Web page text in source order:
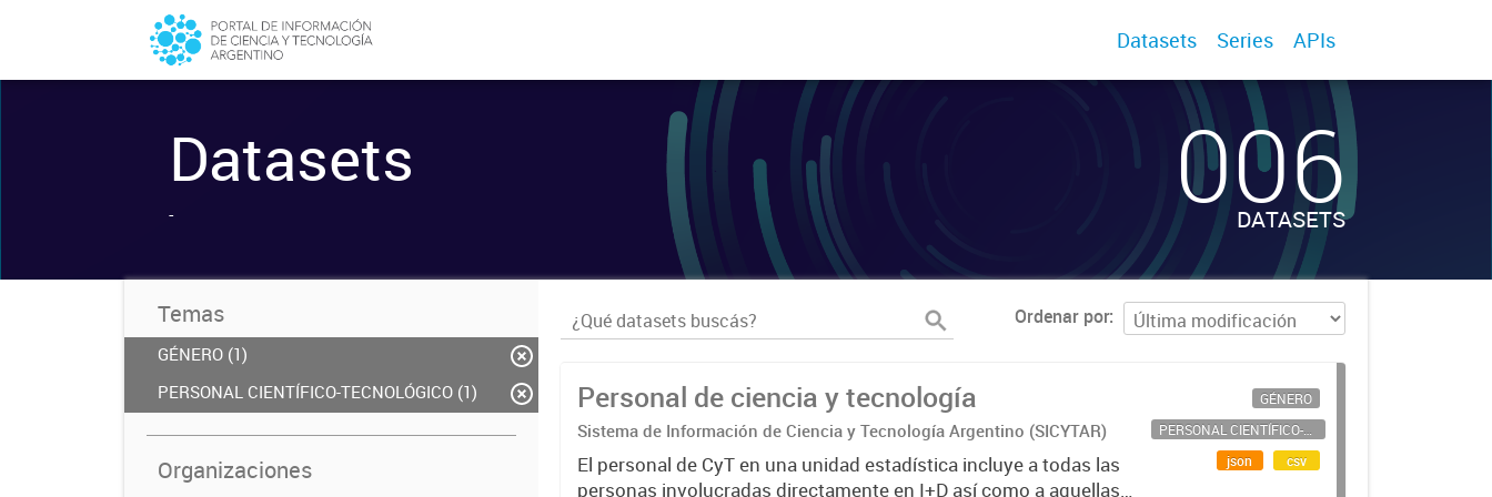
Datasets Series APIs
Datasets
- 006
DATASETS
Temas
GÉNERO (1)
PERSONAL CIENTÍFICO-TECNOLÓGICO (1)
Organizaciones
Ordenar por
Personal de ciencia y tecnología
Sistema de Información de Ciencia y Tecnología Argentino (SICYTAR)
El personal de CyT en una unidad estadística incluye a todas las
personas involucradas directamente en I+D así como a aquellas
GÉNERO
PERSONAL CIENTÍFICO-TECNOLÓGICO
json
csv